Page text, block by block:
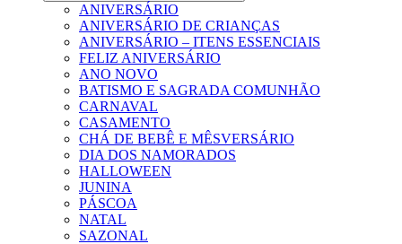
ANIVERSÁRIO
ANIVERSÁRIO DE CRIANÇAS
ANIVERSÁRIO – ITENS ESSENCIAIS
FELIZ ANIVERSÁRIO
ANO NOVO
BATISMO E SAGRADA COMUNHÃO
CARNAVAL
CASAMENTO
CHÁ DE BEBÊ E MÊSVERSÁRIO
DIA DOS NAMORADOS
HALLOWEEN
JUNINA
PÁSCOA
NATAL
SAZONAL